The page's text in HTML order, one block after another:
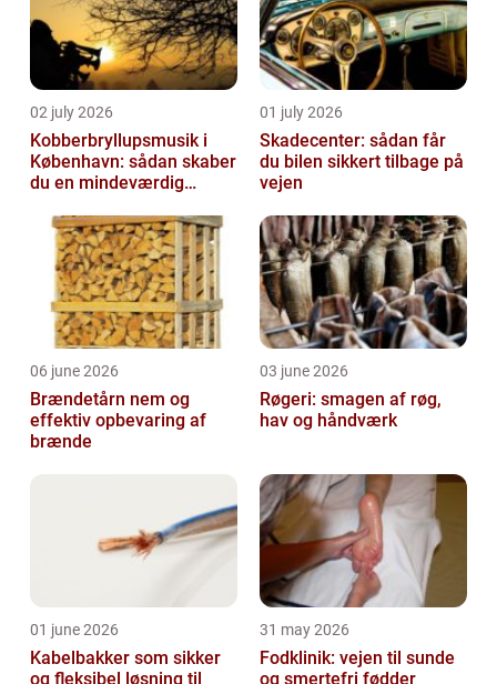
02 july 2026
Kobberbryllupsmusik i
København: sådan skaber
du en mindeværdig
01 july 2026
Skadecenter: sådan får
du bilen sikkert tilbage på
vejen
06 june 2026
Brændetårn nem og
effektiv opbevaring af
brænde
03 june 2026
Røgeri: smagen af røg,
hav og håndværk
01 june 2026
Kabelbakker som sikker
og fleksibel løsning til
31 may 2026
Fodklinik: vejen til sunde
og smertefri fødder